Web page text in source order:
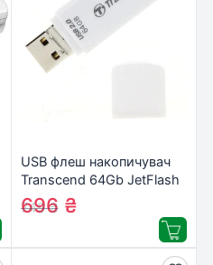
USB флеш накопичувач
Transcend 64Gb JetFlash
370 (TS64GJF370)
749₴
696 ₴